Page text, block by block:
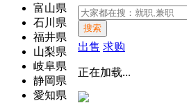
富山県
石川県
福井県
山梨県
岐阜県
静岡県
愛知県
搜索
出售 求购
正在加载...